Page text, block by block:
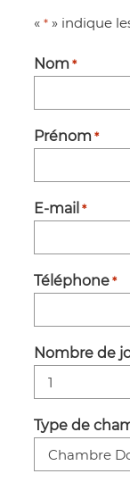
« *» indique
Nom *
Prénom *
E-mail *
Téléphone *
Nombre de
Type de